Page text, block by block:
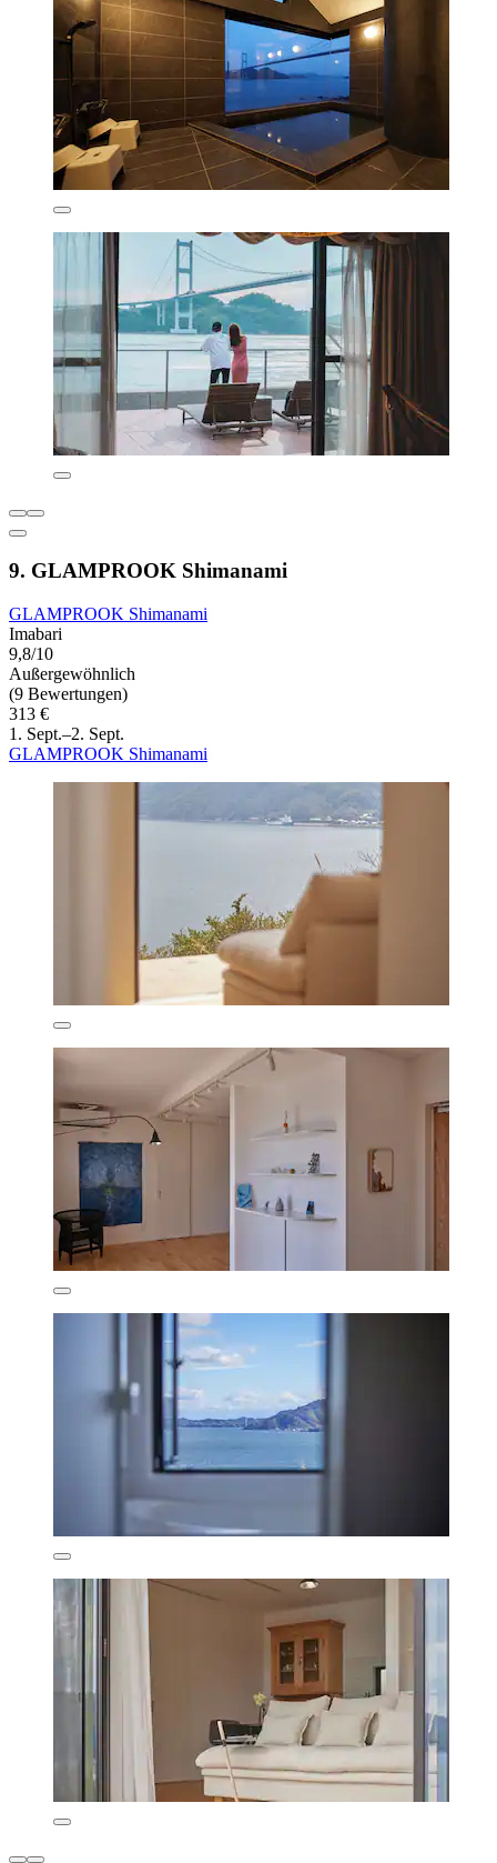
9. GLAMPROOK Shimanami
GLAMPROOK Shimanami
Imabari
9,8/10
Außergewöhnlich
(9 Bewertungen)
313 €
1. Sept.–2. Sept.
GLAMPROOK Shimanami